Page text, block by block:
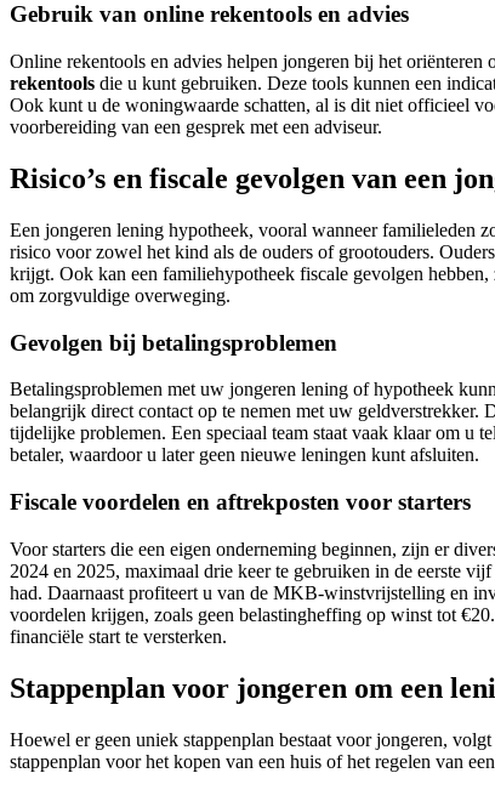
Gebruik van online rekentools en advies
Online rekentools en advies helpen jongeren bij het
rekentools die u kunt gebruiken. Deze tools kunnen een
Ook kunt u de woningwaarde schatten, al is dit niet officieel
voorbereiding van een gesprek met een adviseur.
Risico’s en fiscale gevolgen van een
Een jongeren lening hypotheek, vooral wanneer familieleden
risico voor zowel het kind als de ouders of grootouders.
krijgt. Ook kan een familiehypotheek fiscale gevolgen
om zorgvuldige overweging.
Gevolgen bij betalingsproblemen
Betalingsproblemen met uw jongeren lening of hypotheek
belangrijk direct contact op te nemen met uw geldverstrekker.
tijdelijke problemen. Een speciaal team staat vaak klaar om u
betaler, waardoor u later geen nieuwe leningen kunt afsluiten.
Fiscale voordelen en aftrekposten voor starters
Voor starters die een eigen onderneming beginnen, zijn er
2024 en 2025, maximaal drie keer te gebruiken in de eerste
had. Daarnaast profiteert u van de MKB-winstvrijstelling en
voordelen krijgen, zoals geen belastingheffing op winst tot
financiële start te versterken.
Stappenplan voor jongeren om een
Hoewel er geen uniek stappenplan bestaat voor jongeren,
stappenplan voor het kopen van een huis of het regelen van